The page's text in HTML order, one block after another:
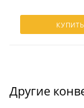
КУПИТЬ
Другие